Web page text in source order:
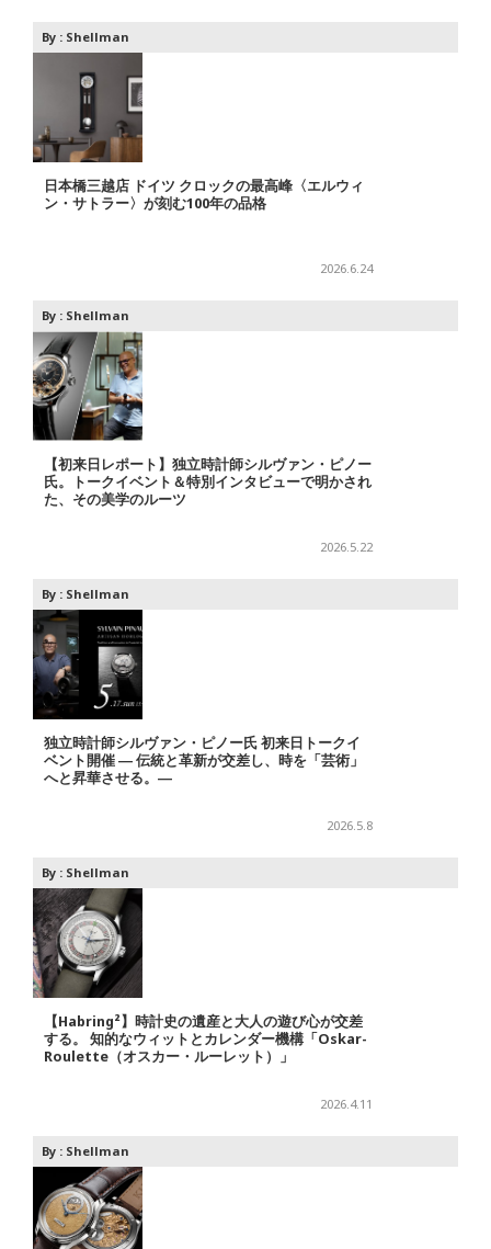
By : Shellman
日本橋三越店 ドイツ クロックの最高峰〈エルウィ
ン・サトラー〉が刻む100年の品格
2026.6.24
By : Shellman
【初来日レポート】独立時計師シルヴァン・ピノー
氏。トークイベント＆特別インタビューで明かされ
た、その美学のルーツ
2026.5.22
By : Shellman
独立時計師シルヴァン・ピノー氏 初来日トークイ
ベント開催 ― 伝統と革新が交差し、時を「芸術」
へと昇華させる。―
2026.5.8
By : Shellman
【Habring²】時計史の遺産と大人の遊び心が交差
する。 知的なウィットとカレンダー機構「Oskar-
Roulette（オスカー・ルーレット）」
2026.4.11
By : Shellman